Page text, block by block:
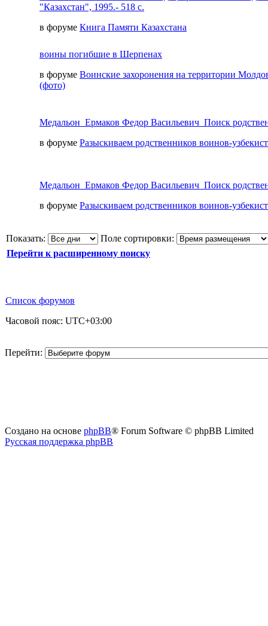
"Казахстан", 1995.- 518 с.
в форуме Книга Памяти Казахстана
воины погибшие в Шерпенах
в форуме Воинские захоронения на территории
(фото)
Медальон_Ермаков Федор Васильевич_Поиск
в форуме Разыскиваем родственников воинов-
Медальон_Ермаков Федор Васильевич_Поиск
в форуме Разыскиваем родственников воинов-
Показать:
Поле сортировки:
Перейти к расширенному поиску
Список форумов
Часовой пояс: UTC+03:00
Перейти:
Создано на основе phpBB® Forum Software © phpBB Limited
Русская поддержка phpBB